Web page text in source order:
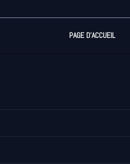
PAGE D'ACCUEIL